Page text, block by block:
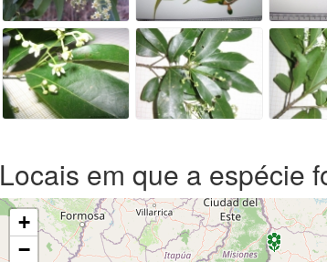
Locais em que a espécie
+
−